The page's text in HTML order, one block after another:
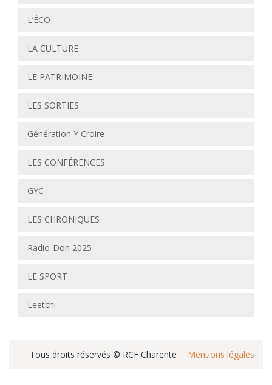
L’ÉCO
LA CULTURE
LE PATRIMOINE
LES SORTIES
Génération Y Croire
LES CONFÉRENCES
GYC
LES CHRONIQUES
Radio-Don 2025
LE SPORT
Leetchi
Tous droits réservés © RCF Charente Mentions légales